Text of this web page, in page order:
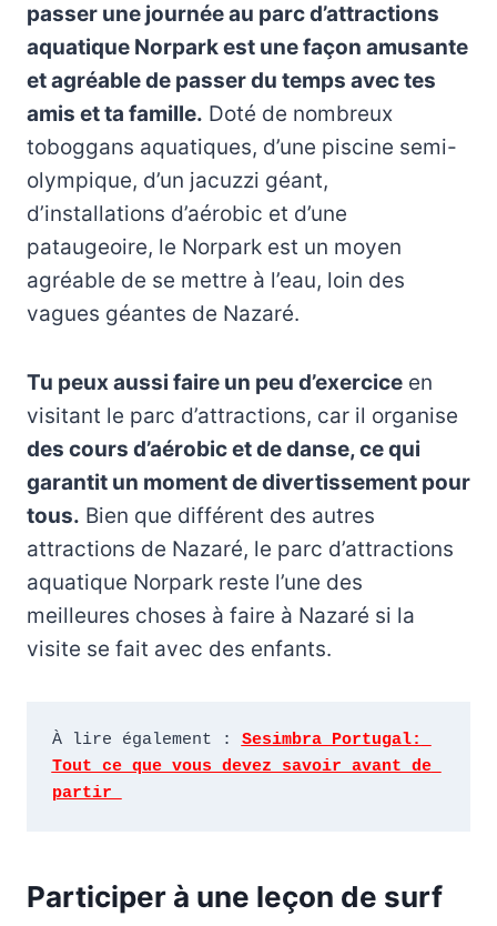
passer une journée au parc d’attractions
aquatique Norpark est une façon amusante
et agréable de passer du temps avec tes
amis et ta famille. Doté de nombreux
toboggans aquatiques, d’une piscine semi-
olympique, d’un jacuzzi géant,
d’installations d’aérobic et d’une
pataugeoire, le Norpark est un moyen
agréable de se mettre à l’eau, loin des
vagues géantes de Nazaré.
Tu peux aussi faire un peu d’exercice en
visitant le parc d’attractions, car il organise
des cours d’aérobic et de danse, ce qui
garantit un moment de divertissement pour
tous. Bien que différent des autres
attractions de Nazaré, le parc d’attractions
aquatique Norpark reste l’une des
meilleures choses à faire à Nazaré si la
visite se fait avec des enfants.
À lire également : Sesimbra Portugal:
Tout ce que vous devez savoir avant de
partir
Participer à une leçon de surf